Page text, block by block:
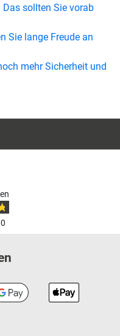
sollten Sie vorab
Sie lange Freude an
mehr Sicherheit und